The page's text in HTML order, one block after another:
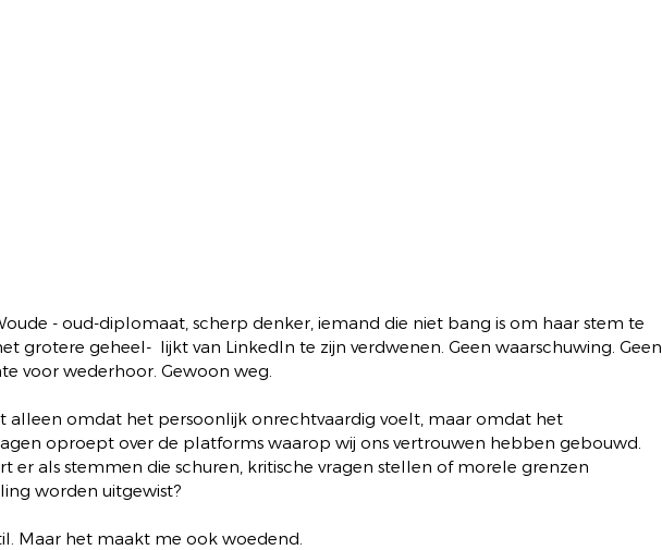
- oud-diplomaat, scherp denker, iemand die niet bang is om haar stem te
grotere geheel-  lijkt van LinkedIn te zijn verdwenen. Geen waarschuwing. Geen
voor wederhoor. Gewoon weg.
alleen omdat het persoonlijk onrechtvaardig voelt, maar omdat het
oproept over de platforms waarop wij ons vertrouwen hebben gebouwd.
er als stemmen die schuren, kritische vragen stellen of morele grenzen
worden uitgewist?
Maar het maakt me ook woedend.